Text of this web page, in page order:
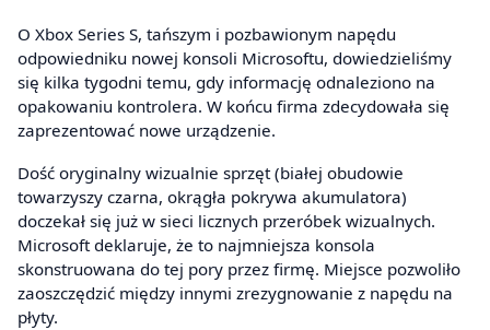
O Xbox Series S, tańszym i pozbawionym napędu
odpowiedniku nowej konsoli Microsoftu, dowiedzieliśmy
się kilka tygodni temu, gdy informację odnaleziono na
opakowaniu kontrolera. W końcu firma zdecydowała się
zaprezentować nowe urządzenie.
Dość oryginalny wizualnie sprzęt (białej obudowie
towarzyszy czarna, okrągła pokrywa akumulatora)
doczekał się już w sieci licznych przeróbek wizualnych.
Microsoft deklaruje, że to najmniejsza konsola
skonstruowana do tej pory przez firmę. Miejsce pozwoliło
zaoszczędzić między innymi zrezygnowanie z napędu na
płyty.